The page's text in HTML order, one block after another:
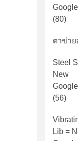
(80)
ตาข่า
Steel
New
(56)
Lib =